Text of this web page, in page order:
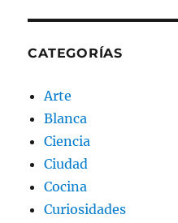
CATEGORÍAS
Arte
Blanca
Ciencia
Ciudad
Cocina
Curiosidades